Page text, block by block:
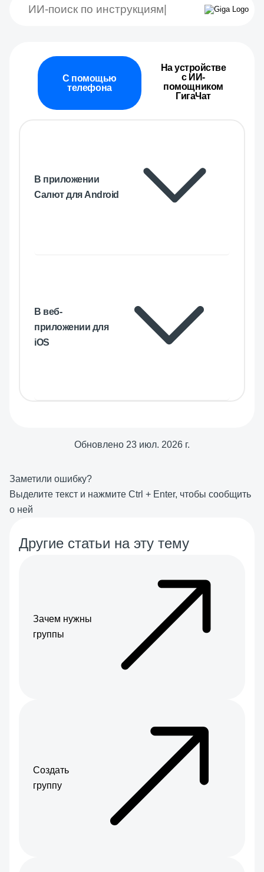
С помощью
телефона
На устройстве
с ИИ-
помощником
ГигаЧат
В приложении
Салют для Android
В веб-
приложении для
iOS
Обновлено 23 июл. 2026 г.
Заметили ошибку?
Выделите текст и нажмите Ctrl + Enter, чтобы сообщить
о ней
Другие статьи на эту тему
Зачем нужны
группы
Создать
группу